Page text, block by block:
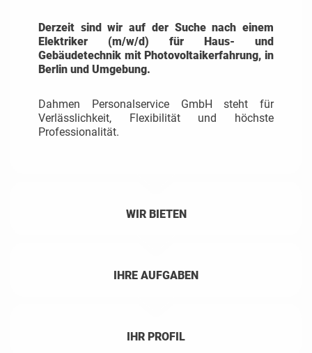
Derzeit sind wir auf der Suche nach einem
Elektriker (m/w/d) für Haus- und
Gebäudetechnik mit Photovoltaikerfahrung, in
Berlin und Umgebung.
Dahmen Personalservice GmbH steht für
Verlässlichkeit, Flexibilität und höchste
Professionalität.
WIR BIETEN
IHRE AUFGABEN
IHR PROFIL